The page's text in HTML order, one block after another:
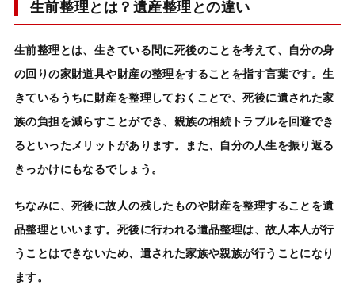
生前整理とは？遺産整理との違い
生前整理とは、生きている間に死後のことを考えて、自分の身
の回りの家財道具や財産の整理をすることを指す言葉です。生
きているうちに財産を整理しておくことで、死後に遺された家
族の負担を減らすことができ、 親族の相続トラブルを回避でき
るといったメリットがあります。また、自分の人生を振り返る
きっかけにもなるでしょう。
ちなみに、死後に故人の残したものや財産を整理することを遺
品整理といいます。死後に行われる遺品整理は、故人本人が行
うことはできないため、遺された家族や親族が行うことになり
ます。